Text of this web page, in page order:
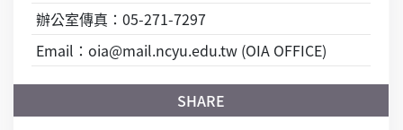
辦公室傳真：05-271-7297
Email：oia@mail.ncyu.edu.tw (OIA OFFICE)